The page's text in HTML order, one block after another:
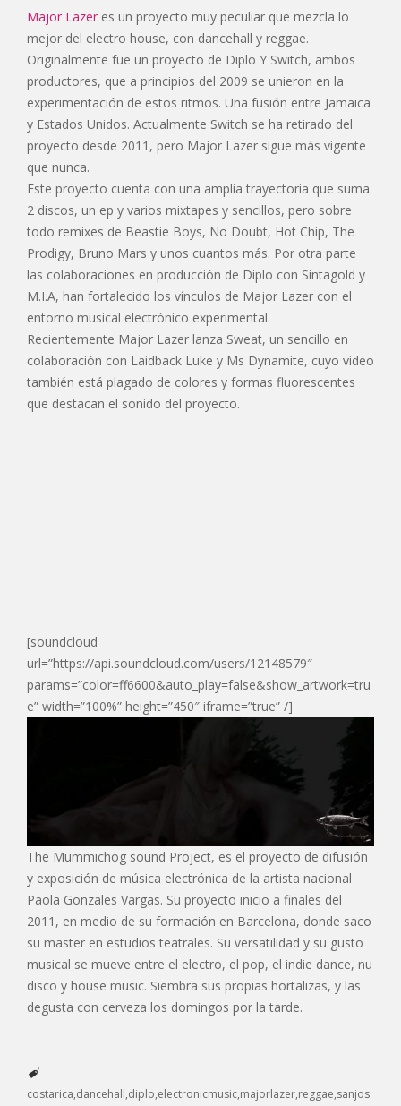
Major Lazer es un proyecto muy peculiar que mezcla lo
mejor del electro house, con dancehall y reggae.
Originalmente fue un proyecto de Diplo Y Switch, ambos
productores, que a principios del 2009 se unieron en la
experimentación de estos ritmos. Una fusión entre Jamaica
y Estados Unidos. Actualmente Switch se ha retirado del
proyecto desde 2011, pero Major Lazer sigue más vigente
que nunca.
Este proyecto cuenta con una amplia trayectoria que suma
2 discos, un ep y varios mixtapes y sencillos, pero sobre
todo remixes de Beastie Boys, No Doubt, Hot Chip, The
Prodigy, Bruno Mars y unos cuantos más. Por otra parte
las colaboraciones en producción de Diplo con Sintagold y
M.I.A, han fortalecido los vínculos de Major Lazer con el
entorno musical electrónico experimental.
Recientemente Major Lazer lanza Sweat, un sencillo en
colaboración con Laidback Luke y Ms Dynamite, cuyo video
también está plagado de colores y formas fluorescentes
que destacan el sonido del proyecto.
[soundcloud
url=”https://api.soundcloud.com/users/12148579″
params=”color=ff6600&auto_play=false&show_artwork=tru
e” width=”100%” height=”450″ iframe=”true” /]
The Mummichog sound Project, es el proyecto de difusión
y exposición de música electrónica de la artista nacional
Paola Gonzales Vargas. Su proyecto inicio a finales del
2011, en medio de su formación en Barcelona, donde saco
su master en estudios teatrales. Su versatilidad y su gusto
musical se mueve entre el electro, el pop, el indie dance, nu
disco y house music. Siembra sus propias hortalizas, y las
degusta con cerveza los domingos por la tarde.
costarica dancehall diplo electronicmusic majorlazer reggae sanjos